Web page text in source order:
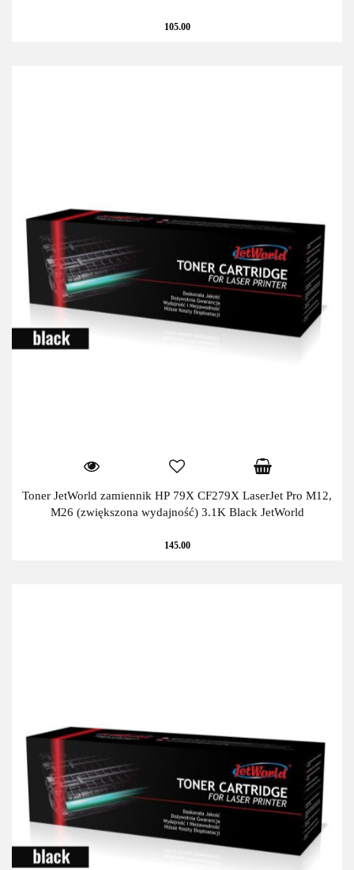
105.00
Toner JetWorld zamiennik HP 79X CF279X LaserJet Pro M12,
M26 (zwiększona wydajność) 3.1K Black JetWorld
145.00